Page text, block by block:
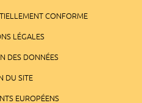
CONFORME
LÉGALES
DES DONNÉES
DU SITE
EUROPÉENS